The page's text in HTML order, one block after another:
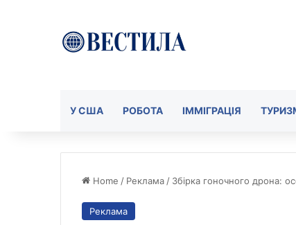
У США РОБОТА ІММІГРАЦІЯ
Home / Реклама / Збірка гоночного дрона:
Реклама